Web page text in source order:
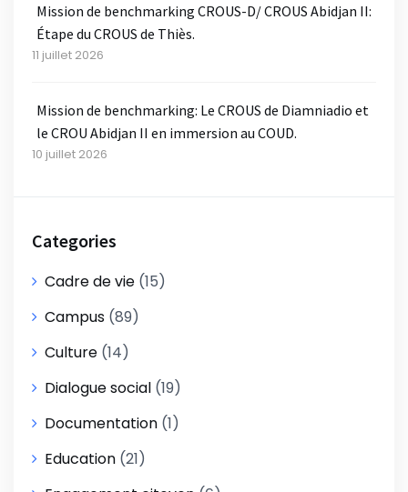
Mission de benchmarking CROUS-D/ CROUS Abidjan II:
Étape du CROUS de Thiès.
11 juillet 2026
Mission de benchmarking: Le CROUS de Diamniadio et
le CROU Abidjan II en immersion au COUD.
10 juillet 2026
Categories
Cadre de vie (15)
Campus (89)
Culture (14)
Dialogue social (19)
Documentation (1)
Education (21)